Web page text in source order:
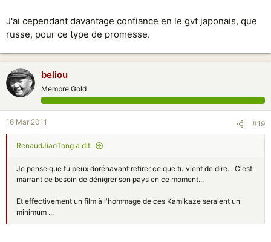
J'ai cependant davantage confiance en le gvt japonais, que
russe, pour ce type de promesse.
beliou
Membre Gold
16 Mar 2011 #19
RenaudJiaoTong a dit:
Je pense que tu peux dorénavant retirer ce que tu vient de dire... C'est
marrant ce besoin de dénigrer son pays en ce moment...
Et effectivement un film à l'hommage de ces Kamikaze seraient un
minimum ...